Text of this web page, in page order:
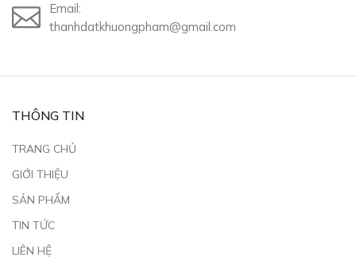
Email:
thanhdatkhuongpham@gmail.com
THÔNG TIN
TRANG CHỦ
GIỚI THIỆU
SẢN PHẨM
TIN TỨC
LIÊN HỆ